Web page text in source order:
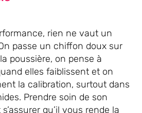
rien ne vaut un
passe un chiffon doux sur
poussière, on pense à
elles faiblissent et on
la calibration, surtout dans
Prendre soin de son
qu’il vous rende la